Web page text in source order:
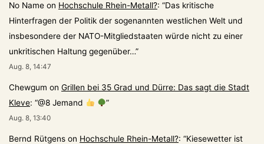
No Name on Hochschule Rhein-Metall?: “Das kritische
Hinterfragen der Politik der sogenannten westlichen Welt und
insbesondere der NATO-Mitgliedstaaten würde nicht zu einer
unkritischen Haltung gegenüber…”
Aug. 8, 14:47
Chewgum on Grillen bei 35 Grad und Dürre: Das sagt die Stadt
Kleve: “@8 Jemand ”
Aug. 8, 13:40
Bernd Rütgens on Hochschule Rhein-Metall?: “Kiesewetter ist